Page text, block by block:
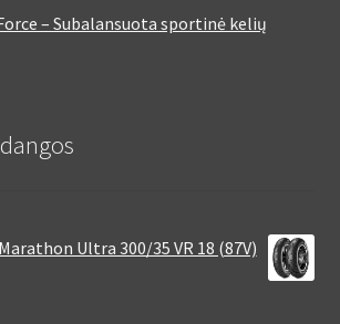
– Subalansuota sportinė kelių
Ultra 300/35 VR 18 (87V)